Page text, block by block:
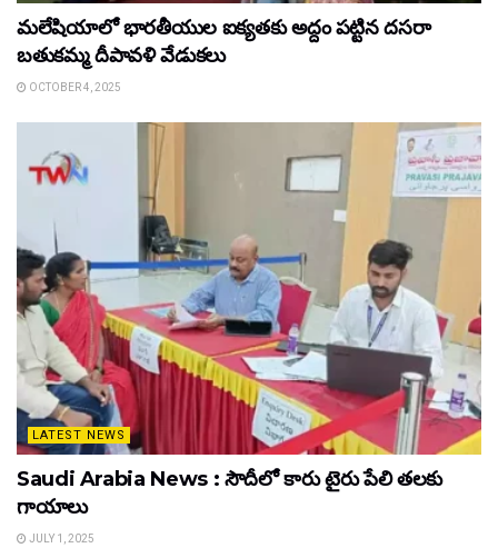
మలేషియాలో భారతీయుల ఐక్యతకు అద్దం పట్టిన దసరా
బతుకమ్మ దీపావళి వేడుకలు
OCTOBER 4, 2025
LATEST NEWS
Saudi Arabia News : సౌదీలో కారు టైరు పేలి తలకు
గాయాలు
JULY 1, 2025